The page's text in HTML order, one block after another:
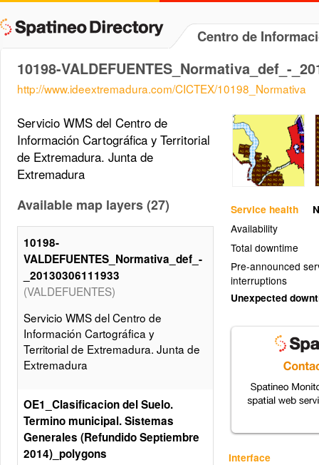
Centro de
10198-VALDEFUENTES_Normativa_def_-
http://www.ideextremadura.com/CICTEX/10198_Normativa
Service health
Availability
Total downtime
Pre-announced
interruptions
Unexpected
Interface
Servicio WMS del Centro de
Información Cartográfica y Territorial
de Extremadura. Junta de
Extremadura
Available map layers (27)
10198-
VALDEFUENTES_Normativa_def_-
_20130306111933
(VALDEFUENTES)
Servicio WMS del Centro de
Información Cartográfica y
Territorial de Extremadura. Junta de
Extremadura
OE1_Clasificacion del Suelo.
Termino municipal. Sistemas
Generales (Refundido Septiembre
2014)_polygons